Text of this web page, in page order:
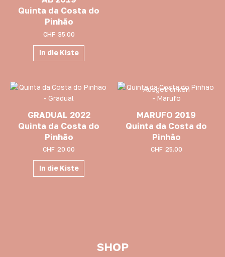
Quinta da Costa do
Pinhão
CHF 35.00
In die Kiste
GRADUAL 2022
Quinta da Costa do
Pinhão
CHF 20.00
In die Kiste
Ausgetrunken
MARUFO 2019
Quinta da Costa do
Pinhão
CHF 25.00
SHOP